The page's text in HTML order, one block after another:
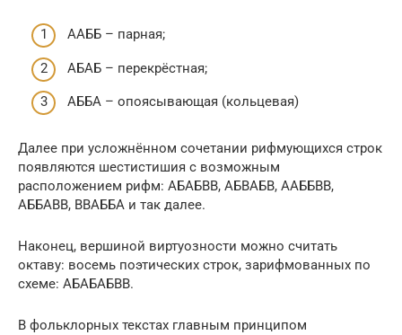
ААББ – парная;
АБАБ – перекрёстная;
АББА – опоясывающая (кольцевая)
Далее при усложнённом сочетании рифмующихся строк
появляются шестистишия с возможным
расположением рифм: АБАБВВ, АБВАБВ, ААББВВ,
АББАВВ, ВВАББА и так далее.
Наконец, вершиной виртуозности можно считать
октаву: восемь поэтических строк, зарифмованных по
схеме: АБАБАБВВ.
В фольклорных текстах главным принципом